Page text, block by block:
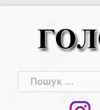
Пошук: